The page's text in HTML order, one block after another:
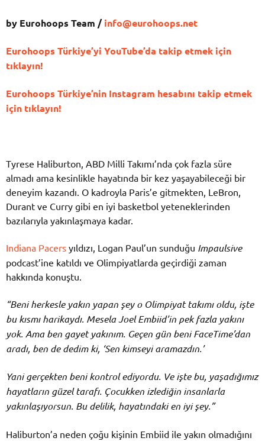
by Eurohoops Team /info@eurohoops.net
Eurohoops Türkiye’yi YouTube’da takip etmek için
tıklayın!
Eurohoops Türkiye’nin Instagram hesabını takip etmek
için tıklayın!
Tyrese Haliburton, ABD Milli Takımı’nda çok fazla süre
almadı ama kesinlikle hayatında bir kez yaşayabileceği bir
deneyim kazandı. O kadroyla Paris’e gitmekten, LeBron,
Durant ve Curry gibi en iyi basketbol yeteneklerinden
bazılarıyla yakınlaşmaya kadar.
Indiana Pacers yıldızı, Logan Paul’un sunduğu Impaulsive
podcast’ine katıldı ve Olimpiyatlarda geçirdiği zaman
hakkında konuştu.
“Beni herkesle yakın yapan şey o Olimpiyat takımı oldu, işte
bu kısmı harikaydı. Mesela Joel Embiid’in pek fazla yakını
yok. Ama ben gayet yakınım. Geçen gün beni FaceTime’dan
aradı, ben de dedim ki, ‘Sen kimseyi aramazdın.’
Yani gerçekten beni kontrol ediyordu. Ve işte bu, yaşadığımız
hayatların güzel tarafı. Çocukken izlediğin insanlarla
yakınlaşıyorsun. Bu delilik, hayatındaki en iyi şey.”
Haliburton’a neden çoğu kişinin Embiid ile yakın olmadığını